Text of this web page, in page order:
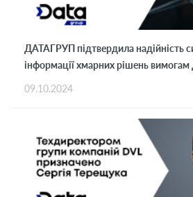
ДАТАГРУП підтвердила надійність
інформації хмарних рішень
09.10.2024